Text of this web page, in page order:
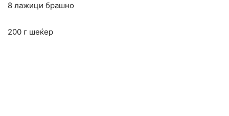
8 лажици брашно
200 г шеќер